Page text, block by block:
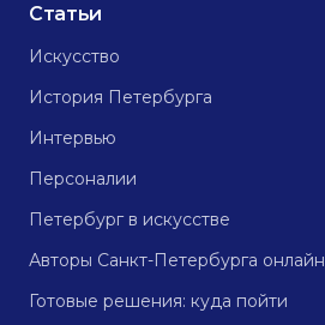
Статьи
Искусство
История Петербурга
Интервью
Персоналии
Петербург в искусстве
Авторы Санкт-Петербурга онлайн
Готовые решения: куда пойти